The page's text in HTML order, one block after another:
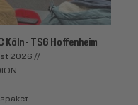
Köln - TSG Hoffenheim
2026 //